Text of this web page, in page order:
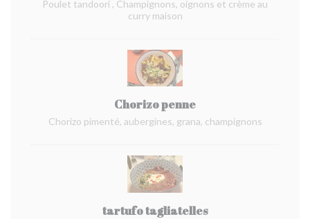
Poulet tandoori , Champignons, oignons et crème au
curry maison
Chorizo penne
Chorizo pimenté, aubergines, grana, champignons
tartufo tagliatelles